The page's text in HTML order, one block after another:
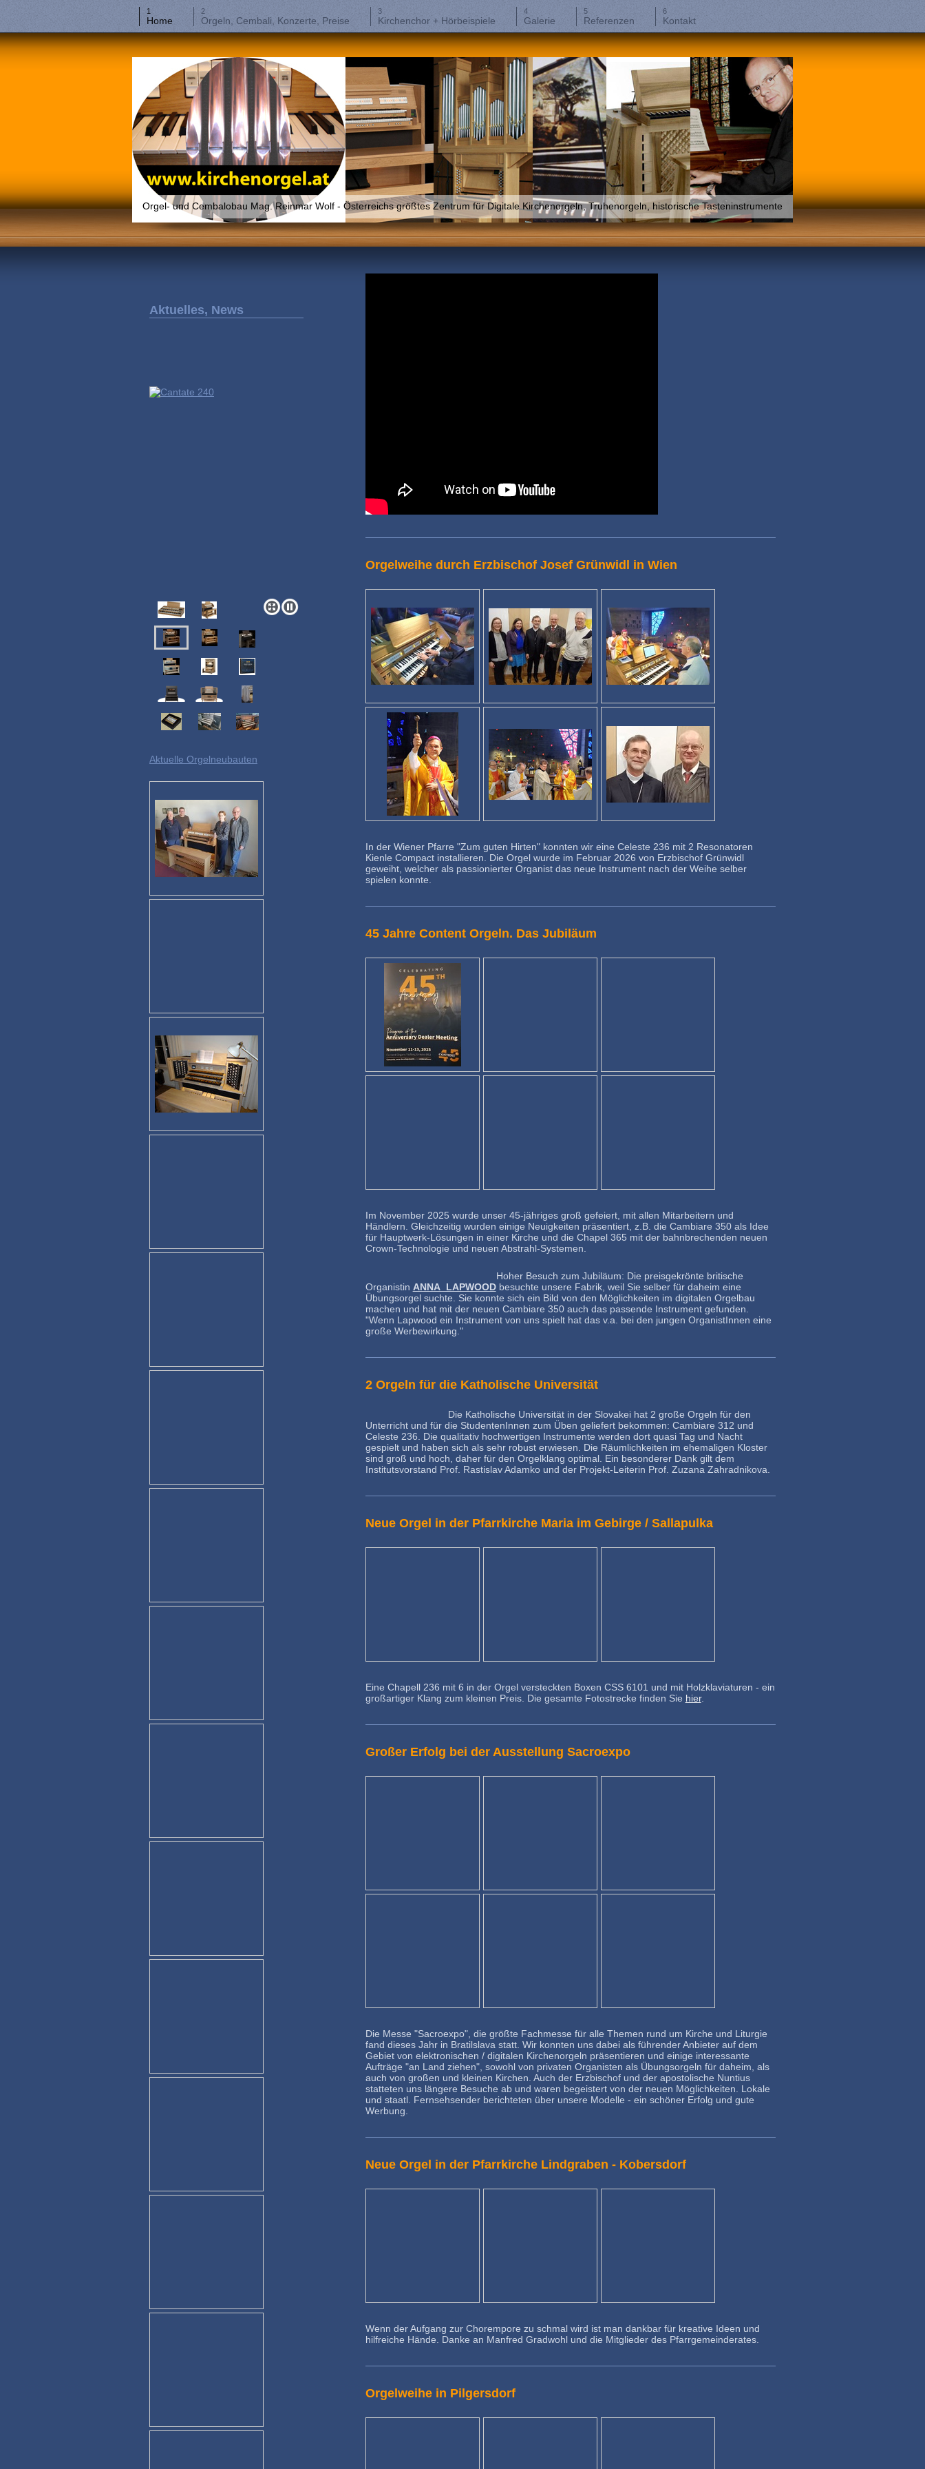
Home Orgeln, Cembali, Konzerte, Preise Kirchenchor + Hörbeispiele Galerie Referenzen Kontakt
Orgel- und Cembalobau Mag. Reinmar Wolf - Österreichs größtes Zentrum für Digitale Kirchenorgeln, Truhenorgeln, historische Tasteninstrumente
Orgelweihe durch Erzbischof Josef Grünwidl in Wien
In der Wiener Pfarre "Zum guten Hirten" konnten wir eine Celeste 236 mit 2 Resonatoren
Kienle Compact installieren. Die Orgel wurde im Februar 2026 von Erzbischof Grünwidl
geweiht, welcher als passionierter Organist das neue Instrument nach der Weihe selber
spielen konnte.
45 Jahre Content Orgeln. Das Jubiläum
Im November 2025 wurde unser 45-jähriges groß gefeiert, mit allen Mitarbeitern und
Händlern. Gleichzeitig wurden einige Neuigkeiten präsentiert, z.B. die Cambiare 350 als Idee
für Hauptwerk-Lösungen in einer Kirche und die Chapel 365 mit der bahnbrechenden neuen
Crown-Technologie und neuen Abstrahl-Systemen.
Hoher Besuch zum Jubiläum: Die preisgekrönte britische
Organistin ANNA LAPWOODbesuchte unsere Fabrik, weil Sie selber für daheim eine
Übungsorgel suchte. Sie konnte sich ein Bild von den Möglichkeiten im digitalen Orgelbau
machen und hat mit der neuen Cambiare 350 auch das passende Instrument gefunden.
"Wenn Lapwood ein Instrument von uns spielt hat das v.a. bei den jungen OrganistInnen eine
große Werbewirkung."
2 Orgeln für die Katholische Universität
Die Katholische Universität in der Slovakei hat 2 große Orgeln für den
Unterricht und für die StudentenInnen zum Üben geliefert bekommen: Cambiare 312 und
Celeste 236. Die qualitativ hochwertigen Instrumente werden dort quasi Tag und Nacht
gespielt und haben sich als sehr robust erwiesen. Die Räumlichkeiten im ehemaligen Kloster
sind groß und hoch, daher für den Orgelklang optimal. Ein besonderer Dank gilt dem
Institutsvorstand Prof. Rastislav Adamko und der Projekt-Leiterin Prof. Zuzana Zahradnikova.
Neue Orgel in der Pfarrkirche Maria im Gebirge / Sallapulka
Eine Chapell 236 mit 6 in der Orgel versteckten Boxen CSS 6101 und mit Holzklaviaturen - ein
großartiger Klang zum kleinen Preis. Die gesamte Fotostrecke finden Sie hier.
Großer Erfolg bei der Ausstellung Sacroexpo
Die Messe "Sacroexpo", die größte Fachmesse für alle Themen rund um Kirche und Liturgie
fand dieses Jahr in Bratilslava statt. Wir konnten uns dabei als führender Anbieter auf dem
Gebiet von elektronischen / digitalen Kirchenorgeln präsentieren und einige interessante
Aufträge "an Land ziehen", sowohl von privaten Organisten als Übungsorgeln für daheim, als
auch von großen und kleinen Kirchen. Auch der Erzbischof und der apostolische Nuntius
statteten uns längere Besuche ab und waren begeistert von der neuen Möglichkeiten. Lokale
und staatl. Fernsehsender berichteten über unsere Modelle - ein schöner Erfolg und gute
Werbung.
Neue Orgel in der Pfarrkirche Lindgraben - Kobersdorf
Wenn der Aufgang zur Chorempore zu schmal wird ist man dankbar für kreative Ideen und
hilfreiche Hände. Danke an Manfred Gradwohl und die Mitglieder des Pfarrgemeinderates.
Orgelweihe in Pilgersdorf
Aktuelles, News
Aktuelle Orgelneubauten